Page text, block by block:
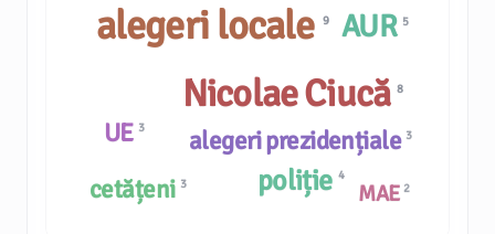
UE 3
cetățeni 3
AUR 5
poliție 4
MAE 2
alegeri prezidențiale 3
alegeri locale 9
Nicolae Ciucă8